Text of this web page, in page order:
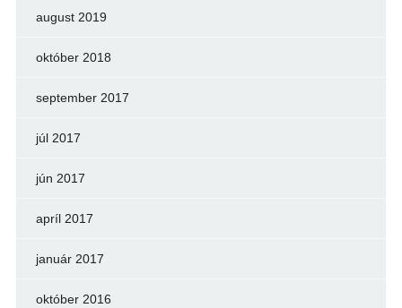
august 2019
október 2018
september 2017
júl 2017
jún 2017
apríl 2017
január 2017
október 2016